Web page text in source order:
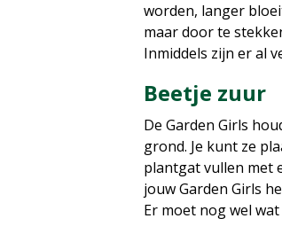
worden, langer
maar door te
Inmiddels zijn er al
Beetje zuur
De Garden Girls
grond. Je kunt ze
plantgat vullen met
jouw Garden Girls
Er moet nog wel